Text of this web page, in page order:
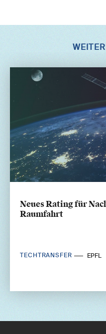
Neues Rating für
Raumfahrt
TECHTRANSFER EPFL